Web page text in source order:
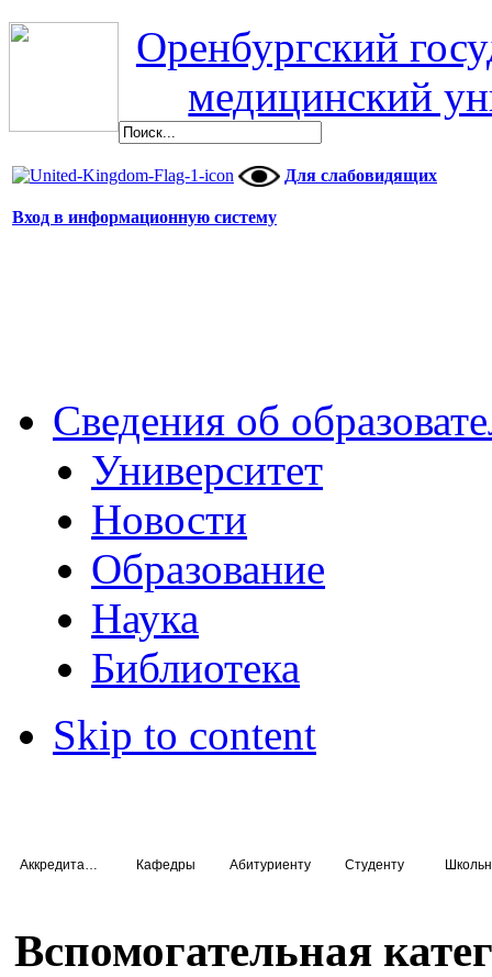
Оренбургский
медицинский
Для слабовидящих
Вход в информационную систему
Сведения об
Университет
Новости
Образование
Наука
Библиотека
Skip to content
Кафедры Абитуриенту Студенту
Вспомогательная